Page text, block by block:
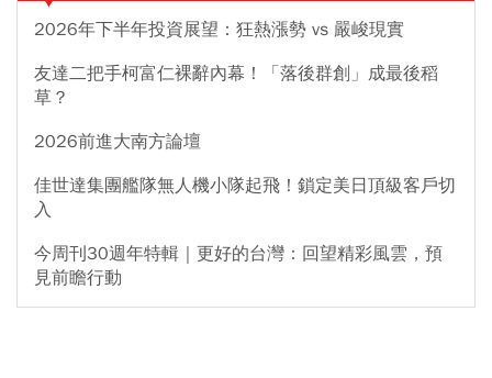
2026年下半年投資展望：狂熱漲勢 vs 嚴峻現實
友達二把手柯富仁裸辭內幕！「落後群創」成最後稻
草？
2026前進大南方論壇
佳世達集團艦隊無人機小隊起飛！鎖定美日頂級客戶切
入
今周刊30週年特輯｜更好的台灣：回望精彩風雲，預
見前瞻行動